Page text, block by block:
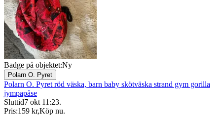
Badge på objektet:Ny
Polarn O. Pyret
Polarn O. Pyret röd väska, barn baby skötväska strand gym gorilla
jympapåse
Sluttid7 okt 11:23.
Pris:159 kr,Köp nu.